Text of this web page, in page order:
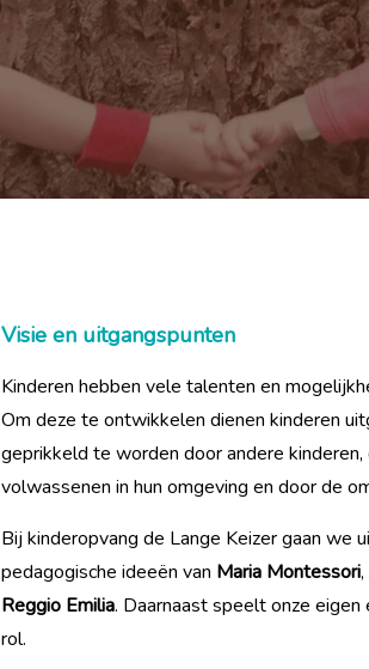
Visie en uitgangspunten
Kinderen hebben vele talenten en
Om deze te ontwikkelen dienen kinderen
geprikkeld te worden door andere kinderen,
volwassenen in hun omgeving en door de
Bij kinderopvang de Lange Keizer gaan we
pedagogische ideeën van Maria Montessori,
Reggio Emilia. Daarnaast speelt onze eigen
rol.